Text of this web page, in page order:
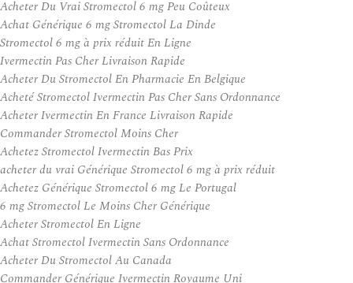
Acheter Du Vrai Stromectol 6 mg Peu Coûteux
Achat Générique 6 mg Stromectol La Dinde
Stromectol 6 mg à prix réduit En Ligne
Ivermectin Pas Cher Livraison Rapide
Acheter Du Stromectol En Pharmacie En Belgique
Acheté Stromectol Ivermectin Pas Cher Sans Ordonnance
Acheter Ivermectin En France Livraison Rapide
Commander Stromectol Moins Cher
Achetez Stromectol Ivermectin Bas Prix
acheter du vrai Générique Stromectol 6 mg à prix réduit
Achetez Générique Stromectol 6 mg Le Portugal
6 mg Stromectol Le Moins Cher Générique
Acheter Stromectol En Ligne
Achat Stromectol Ivermectin Sans Ordonnance
Acheter Du Stromectol Au Canada
Commander Générique Ivermectin Royaume Uni